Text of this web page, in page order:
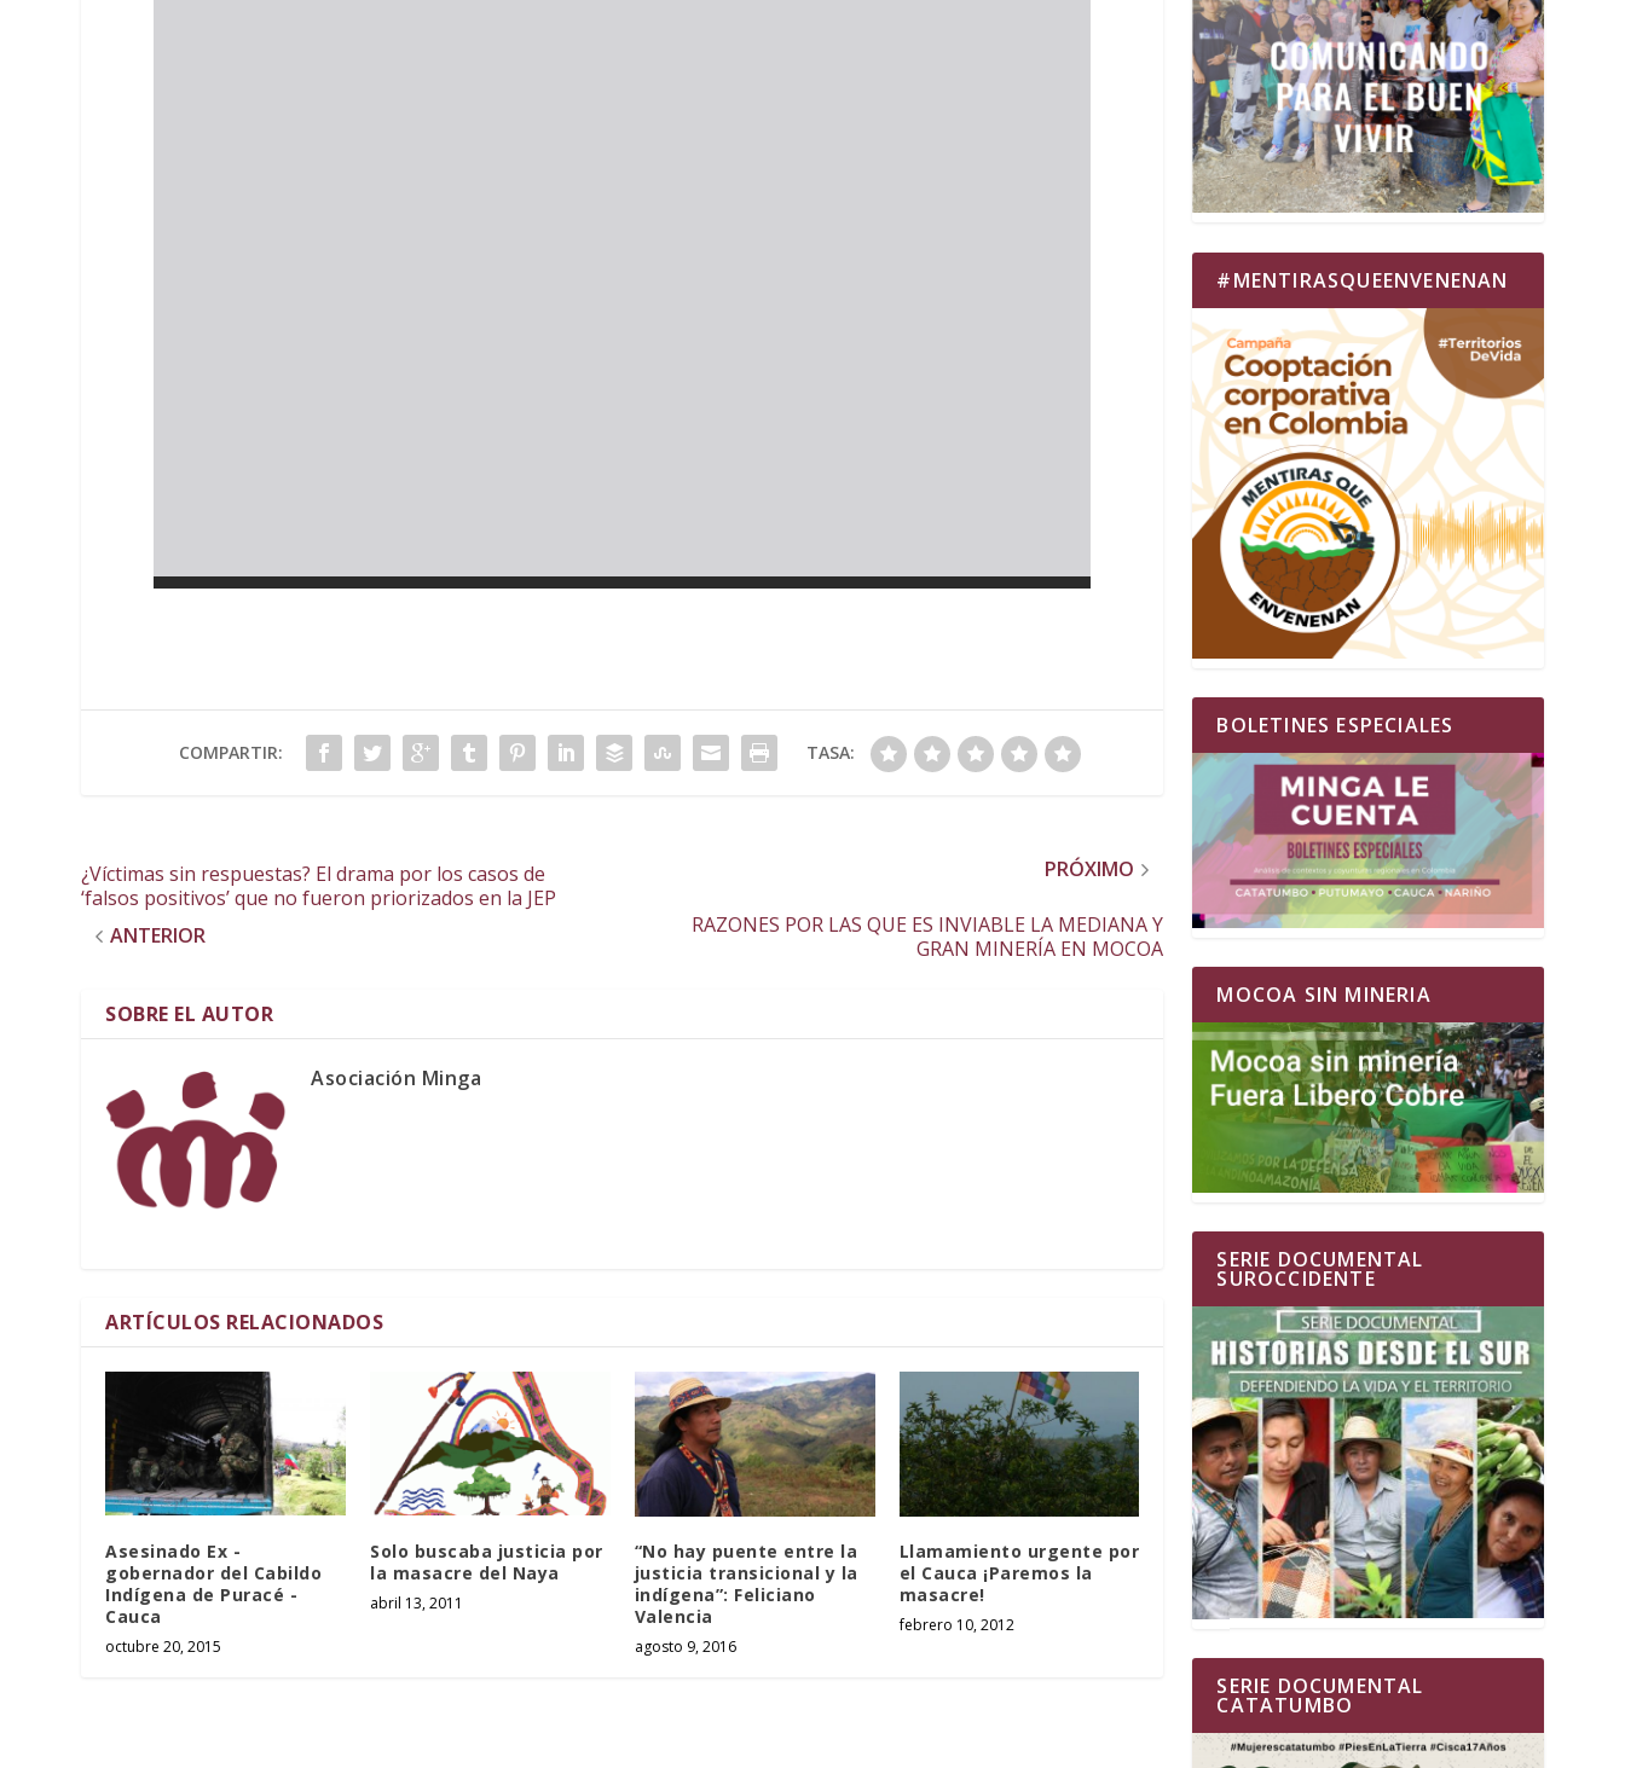
COMPARTIR: TASA:
¿Víctimas sin respuestas? El drama por los casos de
‘falsos positivos’ que no fueron priorizados en la JEP
ANTERIOR
PRÓXIMO
RAZONES POR LAS QUE ES INVIABLE LA MEDIANA Y
GRAN MINERÍA EN MOCOA
SOBRE EL AUTOR
Asociación Minga
ARTÍCULOS RELACIONADOS
Asesinado Ex -
gobernador del Cabildo
Indígena de Puracé -
Cauca
octubre 20, 2015
Solo buscaba justicia por
la masacre del Naya
abril 13, 2011
“No hay puente entre la
justicia transicional y la
indígena”: Feliciano
Valencia
agosto 9, 2016
Llamamiento urgente por
el Cauca ¡Paremos la
masacre!
febrero 10, 2012
#MENTIRASQUEENVENENAN
BOLETINES ESPECIALES
MOCOA SIN MINERIA
SERIE DOCUMENTAL
SUROCCIDENTE
SERIE DOCUMENTAL
CATATUMBO